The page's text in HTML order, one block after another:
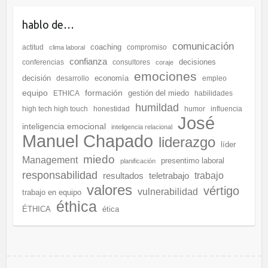
hablo de…
actitud clima laboral coaching compromiso comunicación
conferencias confianza consultores coraje
decisiones
decisión
desarrollo economía emociones empleo
equipo ETHICA formación gestión del miedo
habilidades
high tech high touch
honestidad humildad humor influencia
inteligencia emocional inteligencia relacional
José
Manuel Chapado liderazgo líder
Management miedo planificación presentimo laboral
responsabilidad resultados teletrabajo trabajo
trabajo en equipo valores vulnerabilidad vértigo
ÉTHICA éthica ética